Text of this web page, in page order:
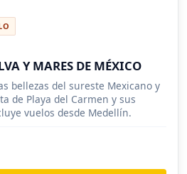
Y MARES DE MÉXICO
bellezas del sureste Mexicano y
de Playa del Carmen y sus
vuelos desde Medellín.